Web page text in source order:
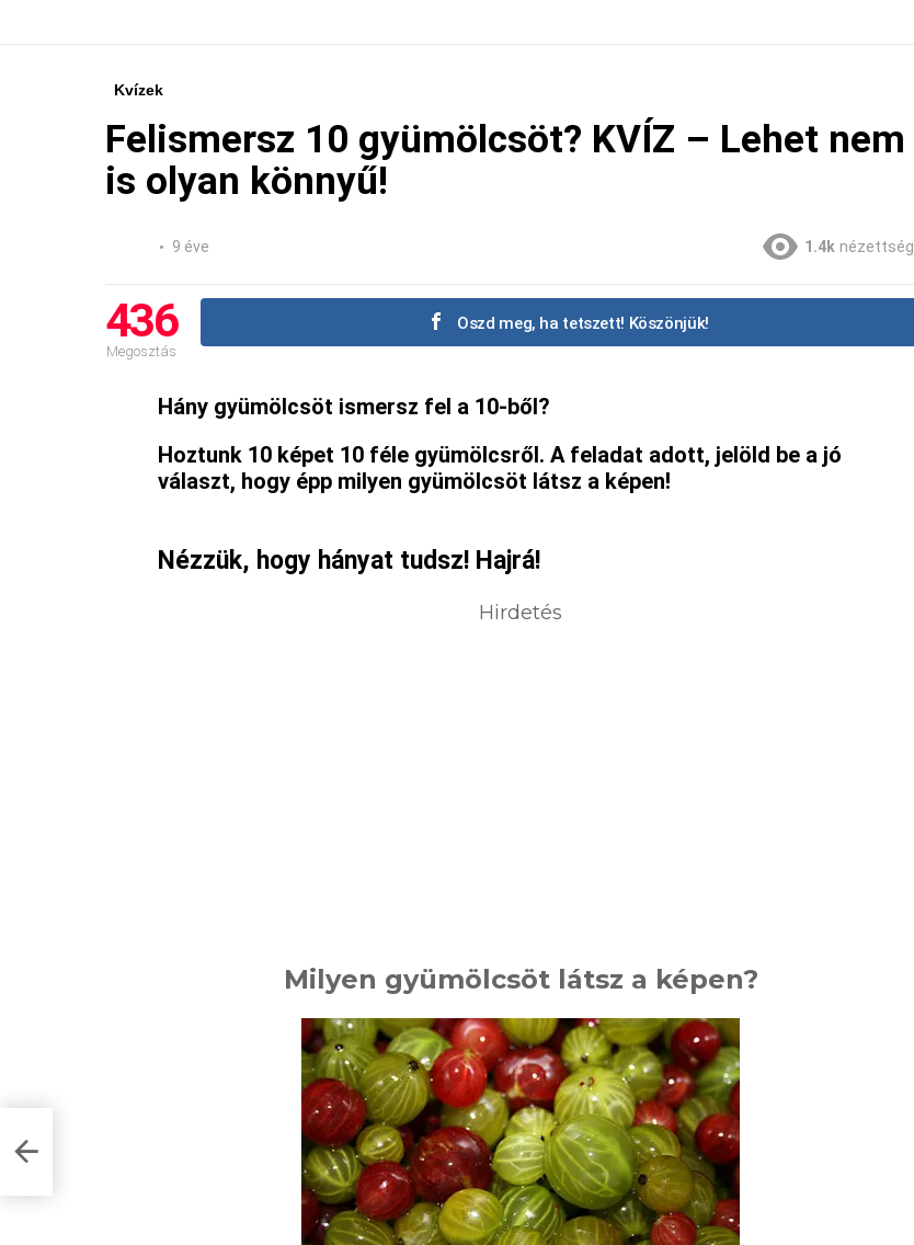
Kvízek
Felismersz 10 gyümölcsöt? KVÍZ – Lehet nem
is olyan könnyű!
9 éve 1.4k nézettség
436
Megosztás
Oszd meg, ha tetszett! Köszönjük!
Hány gyümölcsöt ismersz fel a 10-ből?
Hoztunk 10 képet 10 féle gyümölcsről. A feladat adott, jelöld be a jó
választ, hogy épp milyen gyümölcsöt látsz a képen!
Nézzük, hogy hányat tudsz! Hajrá!
Hirdetés
Milyen gyümölcsöt látsz a képen?